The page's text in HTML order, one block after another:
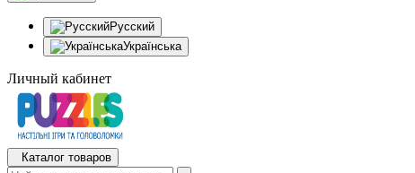
Русский
Українська
Личный кабинет
Каталог товаров